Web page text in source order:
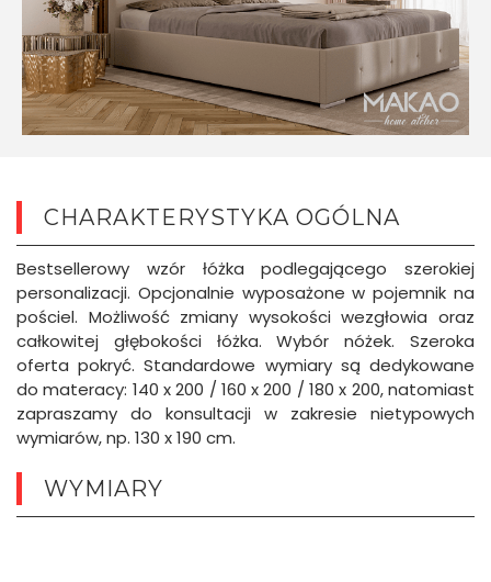
CHARAKTERYSTYKA OGÓLNA
Bestsellerowy wzór łóżka podlegającego szerokiej
personalizacji. Opcjonalnie wyposażone w pojemnik na
pościel. Możliwość zmiany wysokości wezgłowia oraz
całkowitej głębokości łóżka. Wybór nóżek. Szeroka
oferta pokryć. Standardowe wymiary są dedykowane
do materacy: 140 x 200 / 160 x 200 / 180 x 200, natomiast
zapraszamy do konsultacji w zakresie nietypowych
wymiarów, np. 130 x 190 cm.
WYMIARY